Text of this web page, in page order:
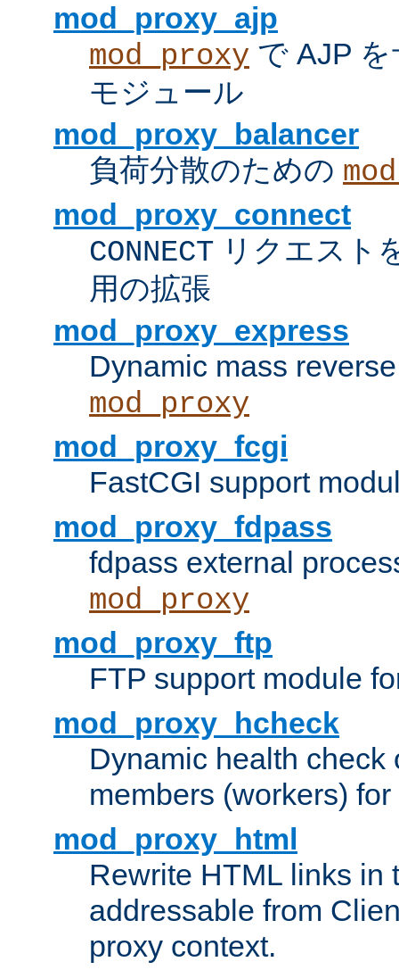
mod_proxy_ajp
mod_proxy で AJP
モジュール
mod_proxy_balancer
負荷分散のための
mod_proxy_connect
CONNECT リクエスト
用の拡張
mod_proxy_express
Dynamic mass
mod_proxy
mod_proxy_fcgi
FastCGI support
mod_proxy_fdpass
fdpass external
mod_proxy
mod_proxy_ftp
FTP support module
mod_proxy_hcheck
Dynamic health check
members (workers) for
mod_proxy_html
Rewrite HTML links in
addressable from
proxy context.